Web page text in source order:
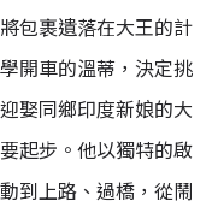
包裹遺落在大王的計
開車的溫蒂，決定挑
娶同鄉印度新娘的大
起步。他以獨特的啟
到上路、過橋，從鬧